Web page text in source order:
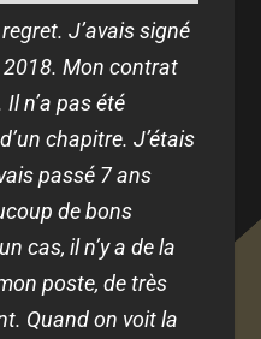
J’avais signé
Mon contrat
n’a pas été
chapitre. J’étais
passé 7 ans
de bons
cas, il n’y a de la
poste, de très
Quand on voit la